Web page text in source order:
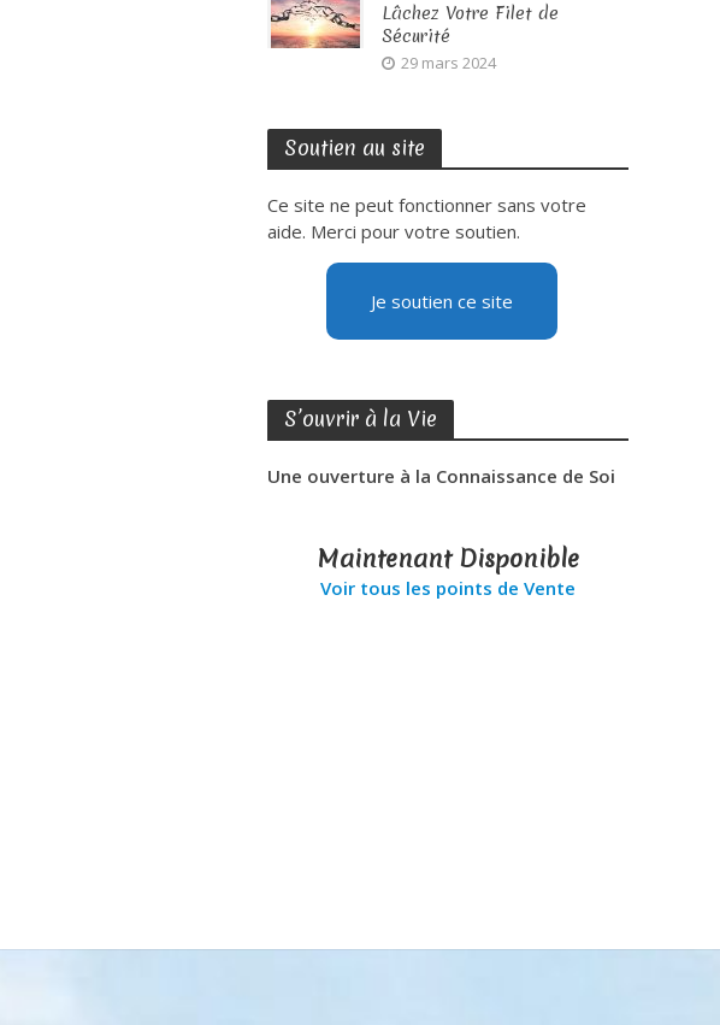
Lâchez Votre Filet de
Sécurité
29 mars 2024
Soutien au site
Ce site ne peut fonctionner sans votre
aide. Merci pour votre soutien.
Je soutien ce site
S’ouvrir à la Vie
Une ouverture à la Connaissance de Soi
Maintenant Disponible
Voir tous les points de Vente